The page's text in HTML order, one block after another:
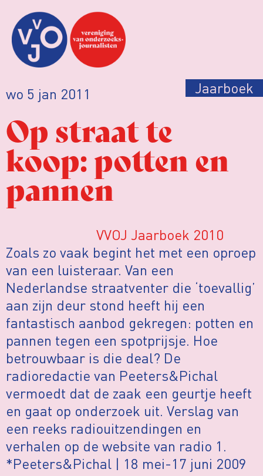
wo 5 jan 2011 Jaarboek
Op straat te
koop: potten en
pannen
VVOJ Jaarboek 2010
Zoals zo vaak begint het met een oproep
van een luisteraar. Van een
Nederlandse straatventer die ‘toevallig’
aan zijn deur stond heeft hij een
fantastisch aanbod gekregen: potten en
pannen tegen een spotprijsje. Hoe
betrouwbaar is die deal? De
radioredactie van Peeters&Pichal
vermoedt dat de zaak een geurtje heeft
en gaat op onderzoek uit. Verslag van
een reeks radiouitzendingen en
verhalen op de website van radio 1.
*Peeters&Pichal | 18 mei-17 juni 2009